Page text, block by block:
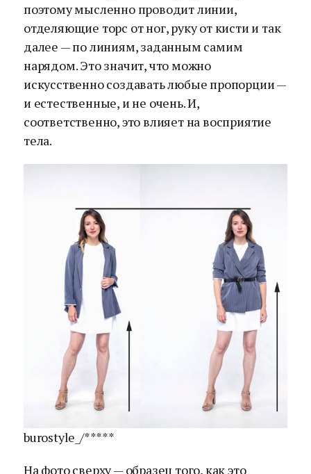
поэтому мысленно проводит линии,
отделяющие торс от ног, руку от кисти и так
далее — по линиям, заданным самим
нарядом. Это значит, что можно
искусственно создавать любые пропорции —
и естественные, и не очень. И,
соответственно, это влияет на восприятие
тела.
burostyle_/*****
На фото сверху — образец того, как это